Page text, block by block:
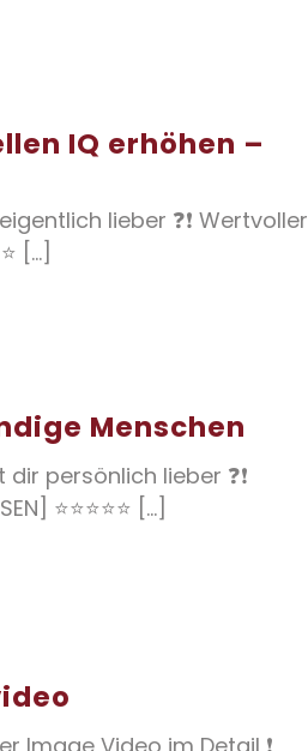
IQ erhöhen –
lieber ❓❗ Wertvoller
[...]
Menschen
persönlich lieber ❓❗
⭐⭐⭐⭐⭐ [...]